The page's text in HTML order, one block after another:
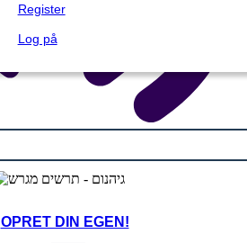
Register
Log på
OPRET DIN EGEN!